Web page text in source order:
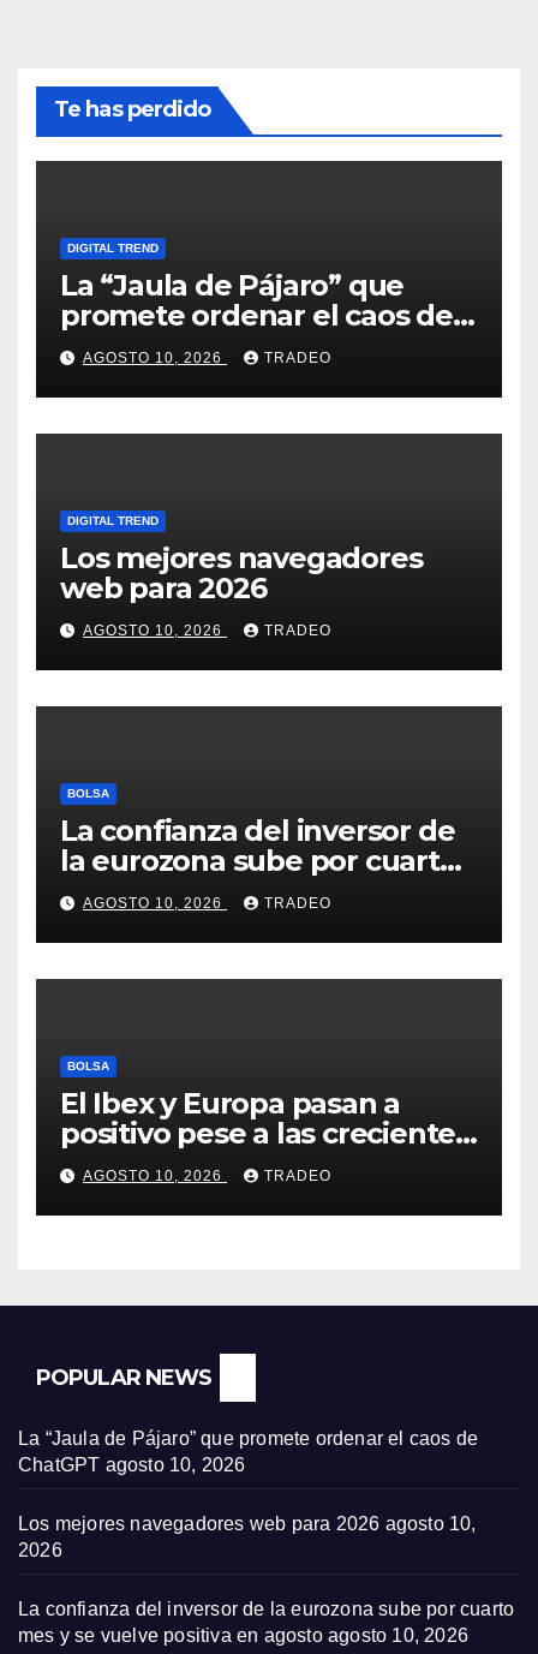
Te has perdido
DIGITAL TREND
La “Jaula de Pájaro” que
promete ordenar el caos de
ChatGPT
AGOSTO 10, 2026 TRADEO
DIGITAL TREND
Los mejores navegadores
web para 2026
AGOSTO 10, 2026 TRADEO
BOLSA
La confianza del inversor de
la eurozona sube por cuarto
mes y se vuelve positiva en
agosto
AGOSTO 10, 2026 TRADEO
BOLSA
El Ibex y Europa pasan a
positivo pese a las crecientes
dudas sobre Oriente Medio
AGOSTO 10, 2026 TRADEO
POPULAR NEWS
La “Jaula de Pájaro” que promete ordenar el caos de
ChatGPT agosto 10, 2026
Los mejores navegadores web para 2026 agosto 10,
2026
La confianza del inversor de la eurozona sube por cuarto
mes y se vuelve positiva en agosto agosto 10, 2026